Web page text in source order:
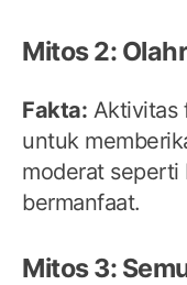
Mitos 2:
Fakta: Aktivitas
untuk
moderat seperti
bermanfaat.
Mitos 3: